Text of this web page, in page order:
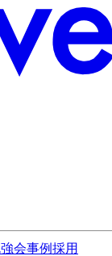
会事例採用